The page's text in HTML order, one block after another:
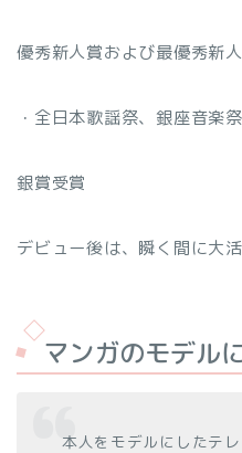
優秀新人賞および最優秀新
・全日本歌謡祭、銀座音楽
銀賞受賞
デビュー後は、瞬く間に大
マンガのモデル
本人をモデルにしたテ